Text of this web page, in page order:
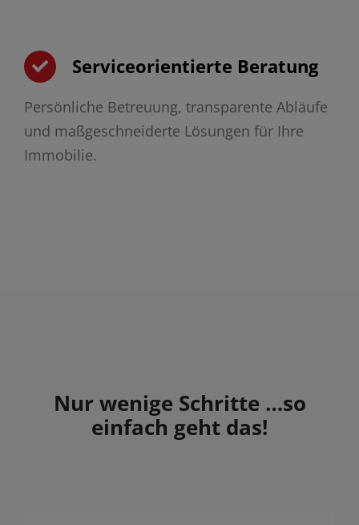
Serviceorientierte Beratung
Persönliche Betreuung, transparente Abläufe
und maßgeschneiderte Lösungen für Ihre
Immobilie.
Nur wenige Schritte …so
einfach geht das!